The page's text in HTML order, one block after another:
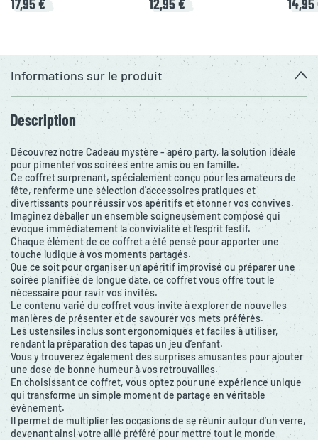
Informations sur le produit
Description
Découvrez notre Cadeau mystère - apéro party, la solution idéale
pour pimenter vos soirées entre amis ou en famille.
Ce coffret surprenant, spécialement conçu pour les amateurs de
fête, renferme une sélection d'accessoires pratiques et
divertissants pour réussir vos apéritifs et étonner vos convives.
Imaginez déballer un ensemble soigneusement composé qui
évoque immédiatement la convivialité et l'esprit festif.
Chaque élément de ce coffret a été pensé pour apporter une
touche ludique à vos moments partagés.
Que ce soit pour organiser un apéritif improvisé ou préparer une
soirée planifiée de longue date, ce coffret vous offre tout le
nécessaire pour ravir vos invités.
Le contenu varié du coffret vous invite à explorer de nouvelles
manières de présenter et de savourer vos mets préférés.
Les ustensiles inclus sont ergonomiques et faciles à utiliser,
rendant la préparation des tapas un jeu d’enfant.
Vous y trouverez également des surprises amusantes pour ajouter
une dose de bonne humeur à vos retrouvailles.
En choisissant ce coffret, vous optez pour une expérience unique
qui transforme un simple moment de partage en véritable
événement.
Il permet de multiplier les occasions de se réunir autour d’un verre,
devenant ainsi votre allié préféré pour mettre tout le monde